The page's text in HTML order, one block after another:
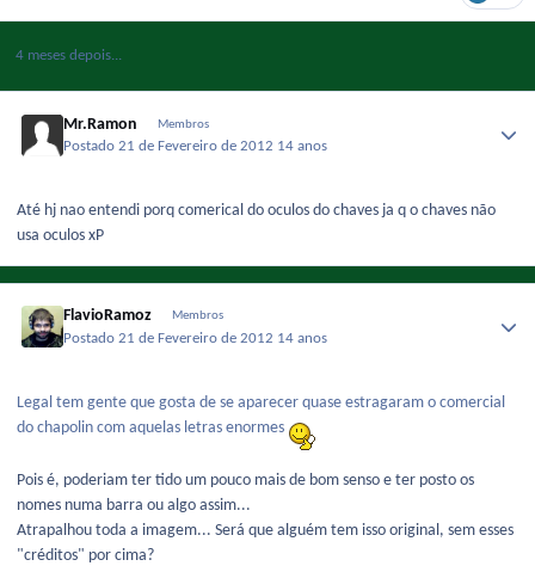
4 meses depois...
Mr.Ramon Membros
Postado21 de Fevereiro de 2012 14 anos
Até hj nao entendi porq comerical do oculos do chaves ja q o chaves não
usa oculos xP
FlavioRamoz Membros
Postado21 de Fevereiro de 2012 14 anos
Legal tem gente que gosta de se aparecer quase estragaram o comercial
do chapolin com aquelas letras enormes
Pois é, poderiam ter tido um pouco mais de bom senso e ter posto os
nomes numa barra ou algo assim...
Atrapalhou toda a imagem... Será que alguém tem isso original, sem esses
"créditos" por cima?